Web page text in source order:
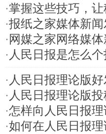
·掌握这些技巧，
·报纸之家媒体新
· 网媒之家网络媒
· 人民日报是怎么
· 人民日报理论版
· 人民日报理论版
·怎样向人民日报理
·如何在人民日报